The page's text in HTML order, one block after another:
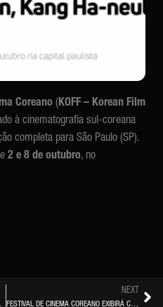
Coreano (KOFF – Korean Film
à cinematografia sul-coreana
completa para São Paulo (SP).
2 e 8 de outubro, no
2025
NEXT
FESTIVAL DE CINEMA COREANO EXIBIRÁ CERCA DE 100 FILMES EM 7 CIDADES DO PAÍS